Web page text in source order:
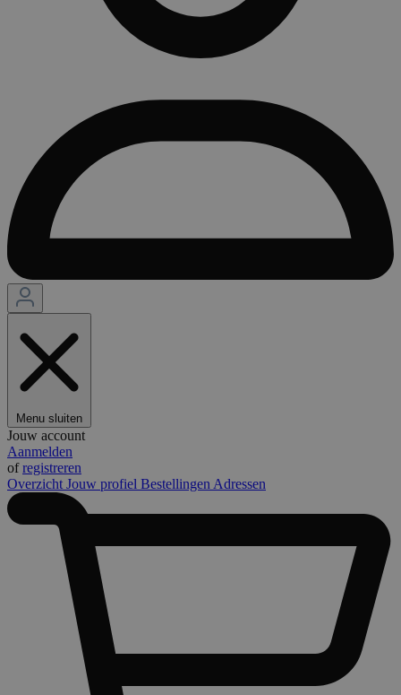
Menu sluiten
Jouw account
Aanmelden
ofregistreren
Overzicht Jouw profiel Bestellingen Adressen